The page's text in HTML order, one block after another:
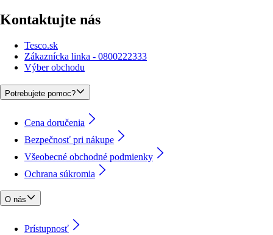
Kontaktujte nás
Tesco.sk
Zákaznícka linka - 0800222333
Výber obchodu
Potrebujete pomoc?
Cena doručenia
Bezpečnosť pri nákupe
Všeobecné obchodné podmienky
Ochrana súkromia
O nás
Prístupnosť